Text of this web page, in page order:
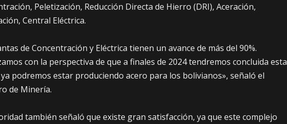
Peletización, Reducción Directa de Hierro (DRI), Aceración,
Central Eléctrica.
de Concentración y Eléctrica tienen un avance de más del 90%.
con la perspectiva de que a finales de 2024 tendremos concluida esta
podremos estar produciendo acero para los bolivianos», señaló el
de Minería.
también señaló que existe gran satisfacción, ya que este complejo